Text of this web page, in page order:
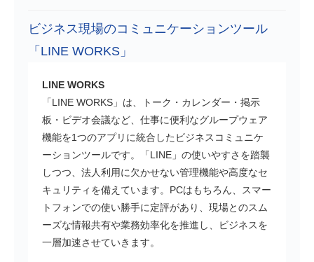
ビジネス現場のコミュニケーションツール
「LINE WORKS」
LINE WORKS
「LINE WORKS」は、トーク・カレンダー・掲示
板・ビデオ会議など、仕事に便利なグループウェア
機能を1つのアプリに統合したビジネスコミュニケ
ーションツールです。「LINE」の使いやすさを踏襲
しつつ、法人利用に欠かせない管理機能や高度なセ
キュリティを備えています。PCはもちろん、スマー
トフォンでの使い勝手に定評があり、現場とのスム
ーズな情報共有や業務効率化を推進し、ビジネスを
一層加速させていきます。